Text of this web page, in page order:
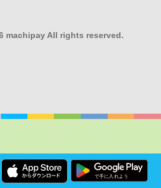
machipay All rights reserved.